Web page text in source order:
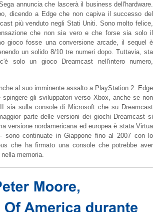
annuncia che lascerà il business dell'hardware.
dicendo a Edge che non capiva il successo del
più venduto negli Stati Uniti. Sono molto felice,
che non sia vero e che forse sia solo il
gioco fosse una conversione arcade, il sequel è
un solido 8/10 tre numeri dopo. Tuttavia, sta
solo un gioco Dreamcast nell'intero numero,
al suo imminente assalto a PlayStation 2. Edge
gli sviluppatori verso Xbox, anche se non
sia sulla console di Microsoft che su Dreamcast
parte delle versioni dei giochi Dreamcast si
versione nordamericana ed europea è stata Virtua
sono continuate in Giappone fino al 2007 con lo
che ha firmato una console che potrebbe aver
memoria.